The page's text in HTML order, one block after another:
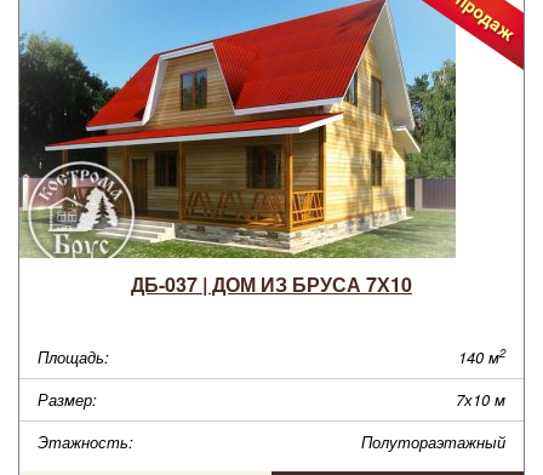
ДБ-037 | ДОМ ИЗ БРУСА 7Х10
Площадь: 140 м2
Размер:
7х10 м
Этажность:
Полутораэтажный